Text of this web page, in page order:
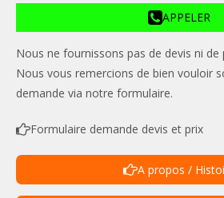
APPELER
Nous ne fournissons pas de devis ni de
Nous vous remercions de bien vouloir
demande via notre formulaire.
Formulaire demande devis et prix
A propos /